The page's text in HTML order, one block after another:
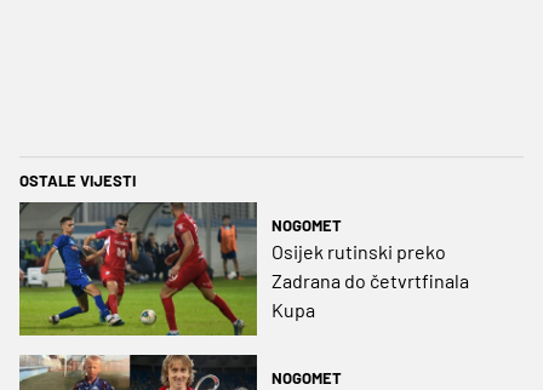
OSTALE VIJESTI
NOGOMET
Osijek rutinski preko
Zadrana do četvrtfinala
Kupa
NOGOMET